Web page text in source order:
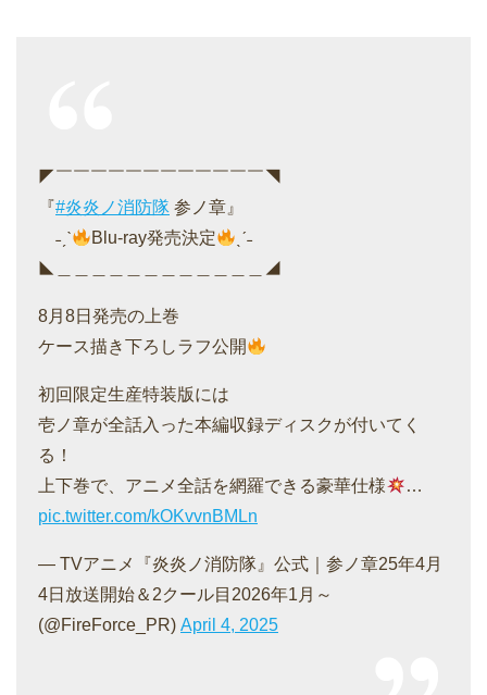
◤￣￣￣￣￣￣￣￣￣￣￣￣◥
『#炎炎ノ消防隊 参ノ章』
˗ˏˋ
Blu-ray発売決定
ˎˊ˗
◣＿＿＿＿＿＿＿＿＿＿＿＿◢
8月8日発売の上巻
ケース描き下ろしラフ公開
初回限定生産特装版には
壱ノ章が全話入った本編収録ディスクが付いてく
る！
上下巻で、アニメ全話を網羅できる豪華仕様
…
pic.twitter.com/kOKvvnBMLn
— TVアニメ『炎炎ノ消防隊』公式｜参ノ章25年4月
4日放送開始＆2クール目2026年1月～
(@FireForce_PR) April 4, 2025